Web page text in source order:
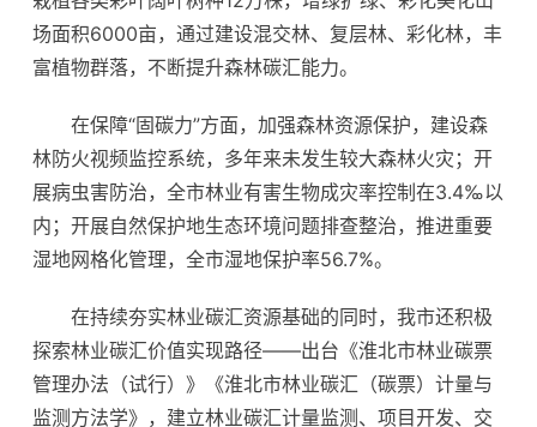
场面积6000亩，通过建设混交林、复层林、彩化林，丰
富植物群落，不断提升森林碳汇能力。
在保障“固碳力”方面，加强森林资源保护，建设森
林防火视频监控系统，多年来未发生较大森林火灾；开
展病虫害防治，全市林业有害生物成灾率控制在3.4‰以
内；开展自然保护地生态环境问题排查整治，推进重要
湿地网格化管理，全市湿地保护率56.7%。
在持续夯实林业碳汇资源基础的同时，我市还积极
探索林业碳汇价值实现路径——出台《淮北市林业碳票
管理办法（试行）》《淮北市林业碳汇（碳票）计量与
监测方法学》，建立林业碳汇计量监测、项目开发、交